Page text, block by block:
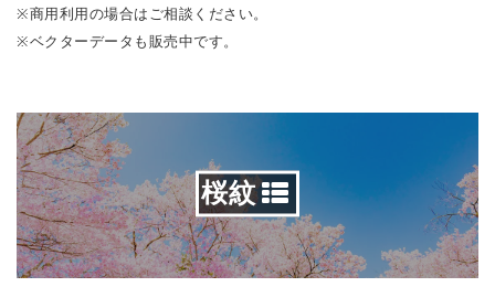
※商用利用の場合はご相談ください。
※ベクターデータも販売中です。
桜紋